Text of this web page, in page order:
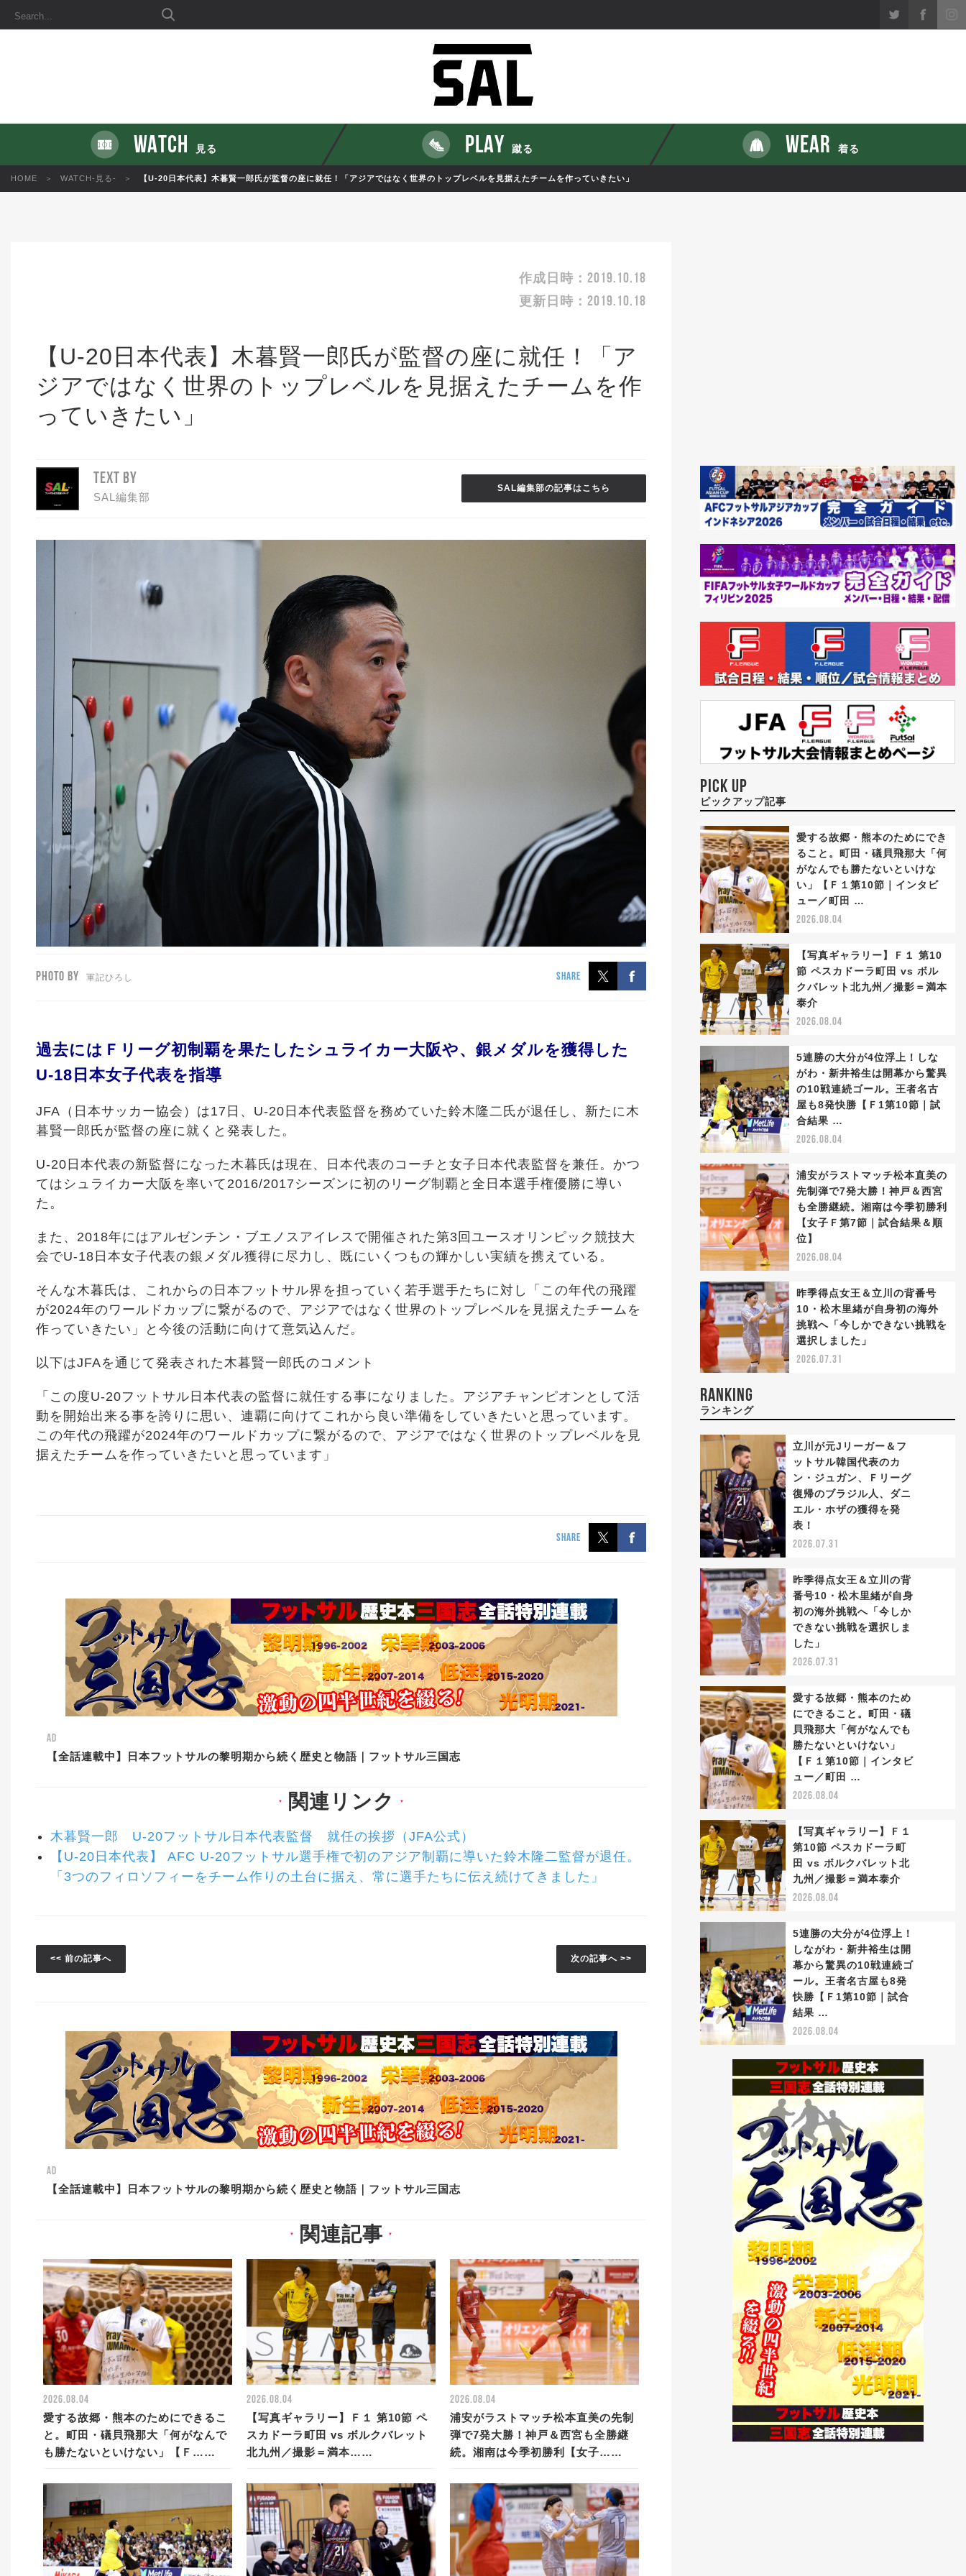
WATCH 見る PLAY 蹴る WEAR 着る
HOME WATCH-見る- 【U-20日本代表】木暮賢一郎氏が監督の座に就任！「アジアではなく世界のトップレベルを見据えたチームを作っていきたい」
作成日時： 2019.10.18
更新日時： 2019.10.18
【U-20日本代表】木暮賢一郎氏が監督の座に就任！「ア
ジアではなく世界のトップレベルを見据えたチームを作
っていきたい」
TEXT BY
SAL編集部
SAL編集部の記事はこちら
PHOTO BY 軍記ひろし SHARE
過去にはＦリーグ初制覇を果たしたシュライカー大阪や、銀メダルを獲得した
U-18日本女子代表を指導
JFA（日本サッカー協会）は17日、U-20日本代表監督を務めていた鈴木隆二氏が退任し、新たに木
暮賢一郎氏が監督の座に就くと発表した。
U-20日本代表の新監督になった木暮氏は現在、日本代表のコーチと女子日本代表監督を兼任。かつ
てはシュライカー大阪を率いて2016/2017シーズンに初のリーグ制覇と全日本選手権優勝に導い
た。
また、2018年にはアルゼンチン・ブエノスアイレスで開催された第3回ユースオリンピック競技大
会でU-18日本女子代表の銀メダル獲得に尽力し、既にいくつもの輝かしい実績を携えている。
そんな木暮氏は、これからの日本フットサル界を担っていく若手選手たちに対し「この年代の飛躍
が2024年のワールドカップに繋がるので、アジアではなく世界のトップレベルを見据えたチームを
作っていきたい」と今後の活動に向けて意気込んだ。
以下はJFAを通じて発表された木暮賢一郎氏のコメント
「この度U-20フットサル日本代表の監督に就任する事になりました。アジアチャンピオンとして活
動を開始出来る事を誇りに思い、連覇に向けてこれから良い準備をしていきたいと思っています。
この年代の飛躍が2024年のワールドカップに繋がるので、アジアではなく世界のトップレベルを見
据えたチームを作っていきたいと思っています」
SHARE
AD
【全話連載中】日本フットサルの黎明期から続く歴史と物語｜フットサル三国志
▼ 関連リンク ▼
木暮賢一郎 U-20フットサル日本代表監督 就任の挨拶（JFA公式）
【U-20日本代表】 AFC U-20フットサル選手権で初のアジア制覇に導いた鈴木隆二監督が退任。
「3つのフィロソフィーをチーム作りの土台に据え、常に選手たちに伝え続けてきました」
<< 前の記事へ 次の記事へ >>
AD
【全話連載中】日本フットサルの黎明期から続く歴史と物語｜フットサル三国志
▼ 関連記事 ▼
2026.08.04
愛する故郷・熊本のためにできるこ
と。町田・礒貝飛那大「何がなんで
も勝たないといけない」【Ｆ……
2026.08.04
【写真ギャラリー】Ｆ１ 第10節 ペ
スカドーラ町田 vs ボルクバレット
北九州／撮影＝満本……
2026.08.04
浦安がラストマッチ松本直美の先制
弾で7発大勝！神戸＆西宮も全勝継
続。湘南は今季初勝利【女子……
PICK UP
ピックアップ記事
愛する故郷・熊本のためにでき
ること。町田・礒貝飛那大「何
がなんでも勝たないといけな
い」【Ｆ１第10節｜インタビ
ュー／町田 …
2026.08.04
【写真ギャラリー】Ｆ１ 第10
節 ペスカドーラ町田 vs ボル
クバレット北九州／撮影＝満本
泰介
2026.08.04
5連勝の大分が4位浮上！しな
がわ・新井裕生は開幕から驚異
の10戦連続ゴール。王者名古
屋も8発快勝【Ｆ1第10節｜試
合結果 …
2026.08.04
浦安がラストマッチ松本直美の
先制弾で7発大勝！神戸＆西宮
も全勝継続。湘南は今季初勝利
【女子Ｆ第7節｜試合結果＆順
位】
2026.08.04
昨季得点女王＆立川の背番号
10・松木里緒が自身初の海外
挑戦へ「今しかできない挑戦を
選択しました」
2026.07.31
RANKING
ランキング
立川が元Jリーガー＆フ
ットサル韓国代表のカ
ン・ジュガン、Ｆリーグ
復帰のブラジル人、ダニ
エル・ホザの獲得を発
表！
2026.07.31
昨季得点女王＆立川の背
番号10・松木里緒が自身
初の海外挑戦へ「今しか
できない挑戦を選択しま
した」
2026.07.31
愛する故郷・熊本のため
にできること。町田・礒
貝飛那大「何がなんでも
勝たないといけない」
【Ｆ１第10節｜インタビ
ュー／町田 …
2026.08.04
【写真ギャラリー】Ｆ１
第10節 ペスカドーラ町
田 vs ボルクバレット北
九州／撮影＝満本泰介
2026.08.04
5連勝の大分が4位浮上！
しながわ・新井裕生は開
幕から驚異の10戦連続ゴ
ール。王者名古屋も8発
快勝【Ｆ1第10節｜試合
結果 …
2026.08.04